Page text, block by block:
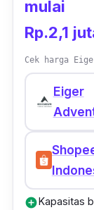
adalah
kebutuhan
Tidak
memiliki
ukuran
akses
penutup,
mulai
Rp.2,1
Cek harga
Eiger
add_circleKapasitas